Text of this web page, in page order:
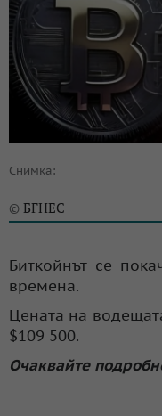
Снимка:
© БГНЕС
Биткойнът се
времена.
Цената на
$109 500.
Очаквайте